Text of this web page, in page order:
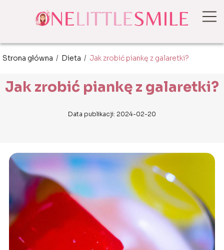
Strona główna / Dieta / Jak zrobić piankę z galaretki?
Jak zrobić piankę z galaretki?
Data publikacji: 2024-02-20